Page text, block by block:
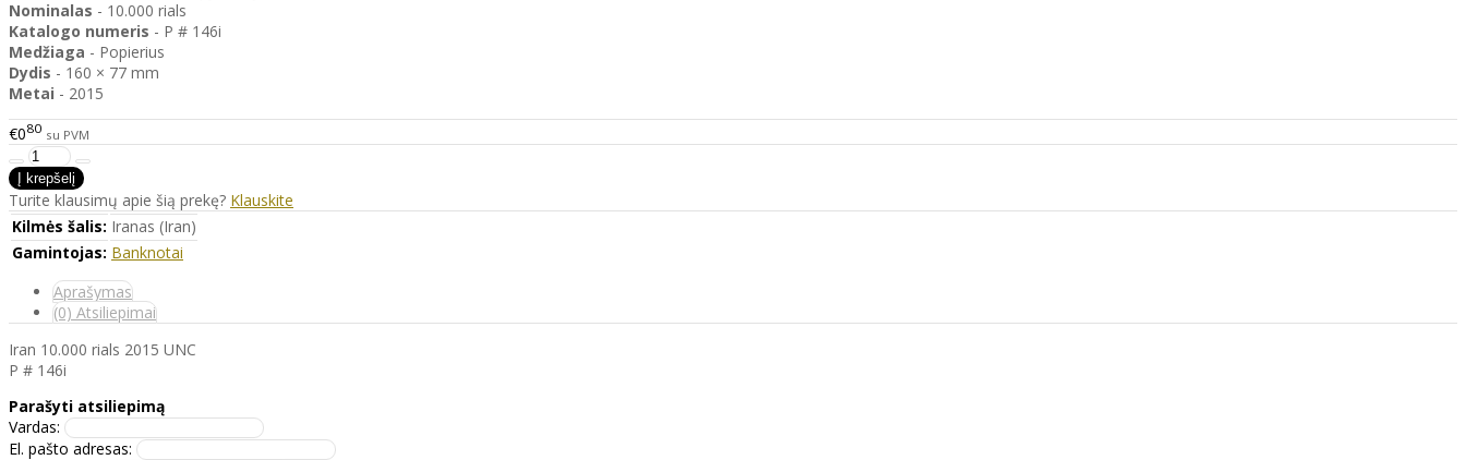
Nominalas - 10.000 rials
Katalogo numeris - P # 146i
Medžiaga - Popierius
Dydis - 160 × 77 mm
Metai - 2015
€080 su PVM
Turite klausimų apie šią prekę? Klauskite
Kilmės šalis: Iranas (Iran)
Gamintojas: Banknotai
Aprašymas
(0) Atsiliepimai
Iran 10.000 rials 2015 UNC
P # 146i
Parašyti atsiliepimą
Vardas:
El. pašto adresas: